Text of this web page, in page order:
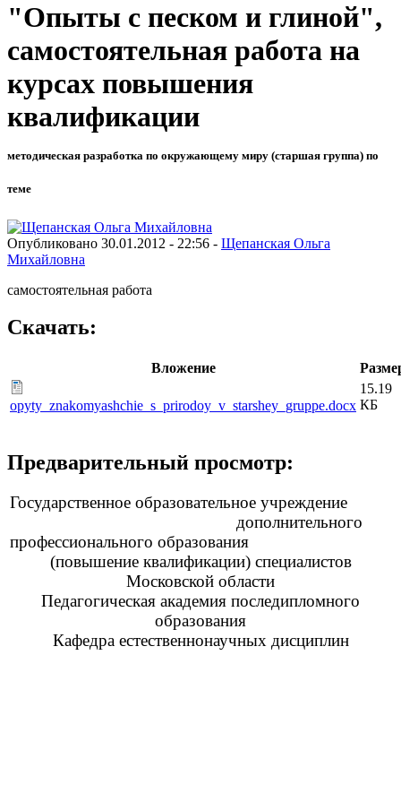
"Опыты с песком и глиной",
самостоятельная работа на
курсах повышения
квалификации
методическая разработка по окружающему миру (старшая группа) по
теме
Опубликовано 30.01.2012 - 22:56 - Щепанская Ольга
Михайловна
самостоятельная работа
Скачать:
Вложение
opyty_znakomyashchie_s_prirodoy_v_starshey_gruppe.docx
15.19
КБ
Предварительный просмотр:
Государственное образовательное учреждение
дополнительного
профессионального образования
(повышение квалификации) специалистов
Московской области
Педагогическая академия последипломного
образования
Кафедра естественнонаучных дисциплин